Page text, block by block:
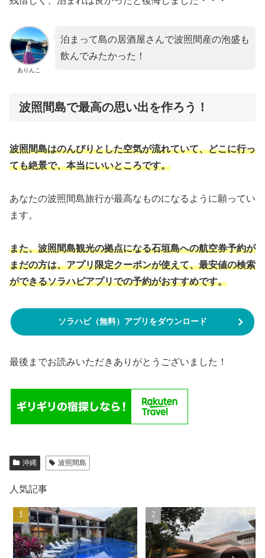
ありんこ
泊まって島の居酒屋さんで波照間産の泡盛も
飲んでみたかった！
波照間島で最高の思い出を作ろう！
波照間島はのんびりとした空気が流れていて、どこに行っ
ても絶景で、本当にいいところです。
あなたの波照間島旅行が最高なものになるように願ってい
ます。
また、波照間島観光の拠点になる石垣島への航空券予約が
まだの方は、アプリ限定クーポンが使えて、最安値の検索
ができるソラハピアプリでの予約がおすすめです。
ソラハピ（無料）アプリをダウンロード
最後までお読みいただきありがとうございました！
沖縄 波照間島
人気記事